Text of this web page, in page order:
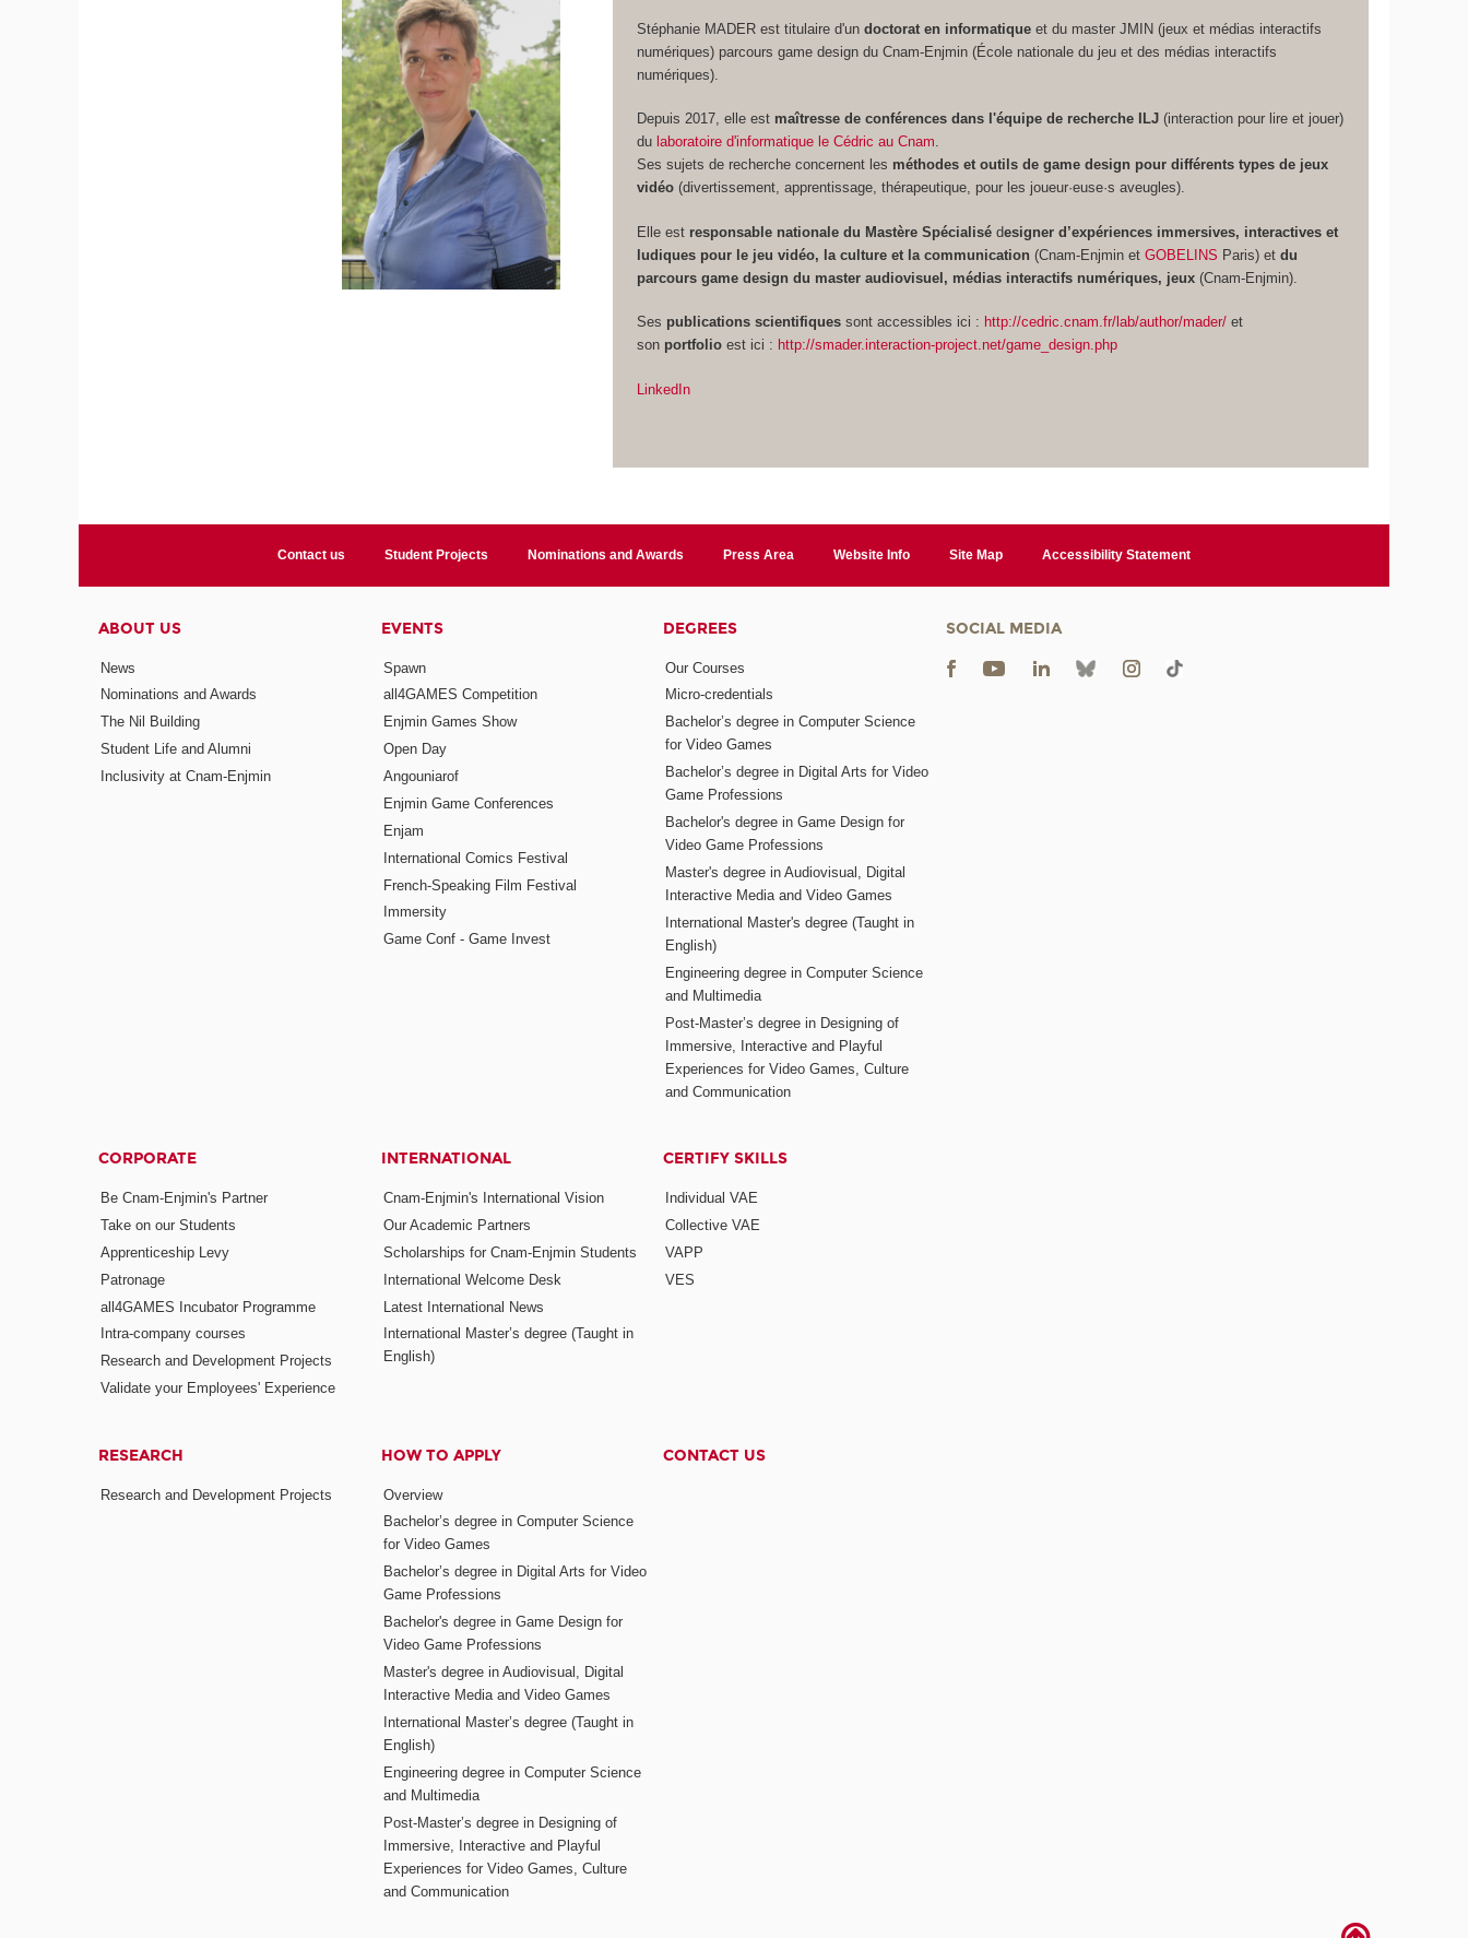
Stéphanie MADER est titulaire d'undoctorat en informatique et du master JMIN (jeux et médias interactifs
numériques) parcours game design du Cnam-Enjmin (École nationale du jeu et des médias interactifs
numériques).
Depuis 2017, elle est maîtresse de conférences dans l'équipe de recherche ILJ (interaction pour lire et jouer)
du laboratoire d'informatique le Cédric au Cnam.
Ses sujets de recherche concernent les méthodes et outils de game design pour différents types de jeux
vidéo (divertissement, apprentissage, thérapeutique, pour les joueur·euse·s aveugles).
Elle est responsable nationale du Mastère Spécialisédesigner d’expériences immersives, interactives et
ludiques pour le jeu vidéo, la culture et la communication (Cnam-Enjmin etGOBELINS Paris) etdu
parcours game design du master audiovisuel, médias interactifs numériques, jeux (Cnam-Enjmin).
Ses publications scientifiques sont accessibles ici : http://cedric.cnam.fr/lab/author/mader/ et
son portfolio est ici : http://smader.interaction-project.net/game_design.php
LinkedIn
Contact us Student Projects Nominations and Awards Press Area Website Info Site Map Accessibility Statement
ABOUT US
News
Nominations and Awards
The Nil Building
Student Life and Alumni
Inclusivity at Cnam-Enjmin
EVENTS
Spawn
all4GAMES Competition
Enjmin Games Show
Open Day
Angouniarof
Enjmin Game Conferences
Enjam
International Comics Festival
French-Speaking Film Festival
Immersity
Game Conf - Game Invest
DEGREES
Our Courses
Micro-credentials
Bachelor’s degree in Computer Science
for Video Games
Bachelor’s degree in Digital Arts for Video
Game Professions
Bachelor's degree in Game Design for
Video Game Professions
Master's degree in Audiovisual, Digital
Interactive Media and Video Games
International Master's degree (Taught in
English)
Engineering degree in Computer Science
and Multimedia
Post-Master’s degree in Designing of
Immersive, Interactive and Playful
Experiences for Video Games, Culture
and Communication
CORPORATE
Be Cnam-Enjmin's Partner
Take on our Students
Apprenticeship Levy
Patronage
all4GAMES Incubator Programme
Intra-company courses
Research and Development Projects
Validate your Employees' Experience
INTERNATIONAL
Cnam-Enjmin's International Vision
Our Academic Partners
Scholarships for Cnam-Enjmin Students
International Welcome Desk
Latest International News
International Master’s degree (Taught in
English)
CERTIFY SKILLS
Individual VAE
Collective VAE
VAPP
VES
RESEARCH
Research and Development Projects
HOW TO APPLY
Overview
Bachelor’s degree in Computer Science
for Video Games
Bachelor’s degree in Digital Arts for Video
Game Professions
Bachelor's degree in Game Design for
Video Game Professions
Master's degree in Audiovisual, Digital
Interactive Media and Video Games
International Master’s degree (Taught in
English)
Engineering degree in Computer Science
and Multimedia
Post-Master’s degree in Designing of
Immersive, Interactive and Playful
Experiences for Video Games, Culture
and Communication
CONTACT US
SOCIAL MEDIA